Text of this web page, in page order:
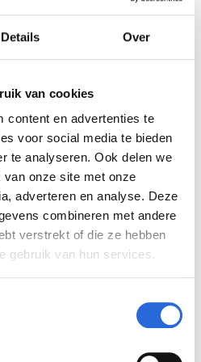
Details Over
van cookies
content en advertenties te
voor social media te bieden
te analyseren. Ook delen we
onze site met onze
adverteren en analyse. Deze
combineren met andere
verstrekt of die ze hebben
gebruik van hun services.
het European
het EQF, is
van de NIMA-
we het hier hebben
markt.”
om de organisatie. Je
elkaar zit wat betreft
maar vooral